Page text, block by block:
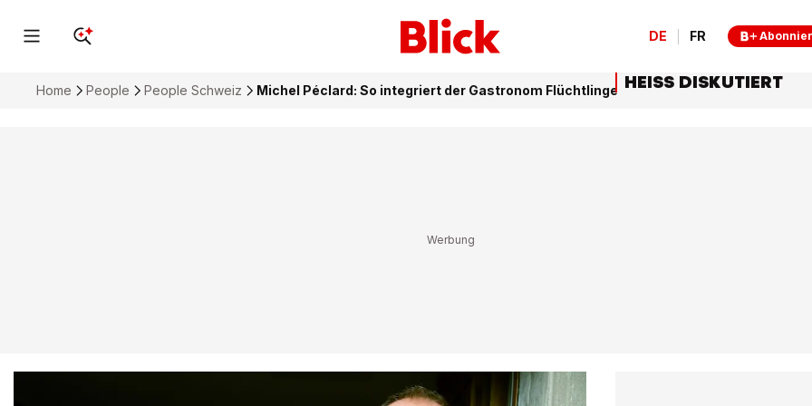
DE FR
Home People People Schweiz Michel Péclard: So integriert der Gastronom Flüchtlinge HEISS DISKUTIERT